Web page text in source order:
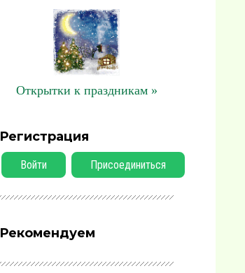
Открытки к праздникам »
Регистрация
Войти Присоединиться
Рекомендуем